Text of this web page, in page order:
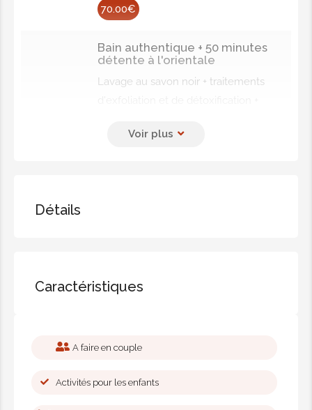
70.00€
Bain authentique + 50 minutes
détente à l'orientale
Lavage au savon noir + traitements
mains et pieds + masque d'argile +
d'exfoliation et de détoxification +
shampoing + massage relaxant de 90
Détails
Caractéristiques
A faire en couple
Activités pour les enfants